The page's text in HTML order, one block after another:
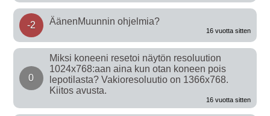
-2 ÄänenMuunnin ohjelmia?
16 vuotta sitten
0
Miksi koneeni resetoi näytön resoluution
1024x768:aan aina kun otan koneen pois
lepotilasta? Vakioresoluutio on 1366x768.
Kiitos avusta.
16 vuotta sitten